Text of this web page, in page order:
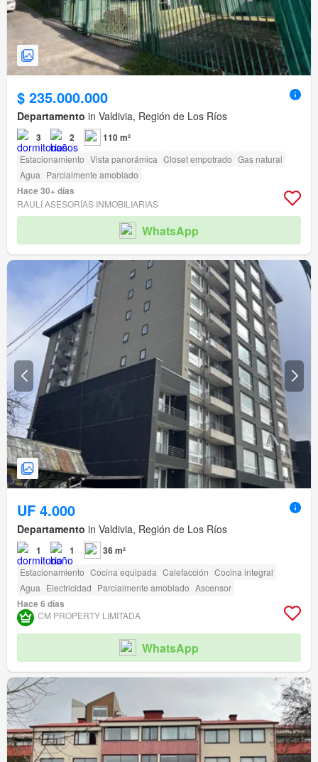
$ 235.000.000
Departamento in Valdivia, Región de Los Ríos
3 2 110 m²
Estacionamiento Vista panorámica Closet empotrado Gas natural
Agua Parcialmente amoblado
Hace 30+ días
RAULÍ ASESORÍAS INMOBILIARIAS
WhatsApp
UF 4.000
Departamento in Valdivia, Región de Los Ríos
1 1 36 m²
Estacionamiento Cocina equipada Calefacción Cocina integral
Agua Electricidad Parcialmente amoblado Ascensor
Hace 6 días
CM PROPERTY LIMITADA
WhatsApp